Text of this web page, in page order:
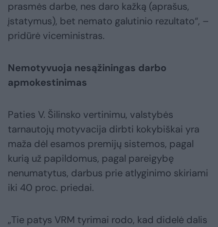
prasmės darbe, nes daro kažką (aprašus,
įstatymus), bet nemato galutinio rezultato“, –
pridūrė viceministras.
Nemotyvuoja nesąžiningas darbo
apmokestinimas
Paties V. Šilinsko vertinimu, valstybės
tarnautojų motyvacija dirbti kokybiškai yra
maža dėl esamos premijų sistemos, pagal
kurią už papildomus, pagal pareigybę
nenumatytus, darbus prie atlyginimo skiriami
iki 40 proc. priedai.
„Tie patys VRM tyrimai rodo, kad didelė dalis